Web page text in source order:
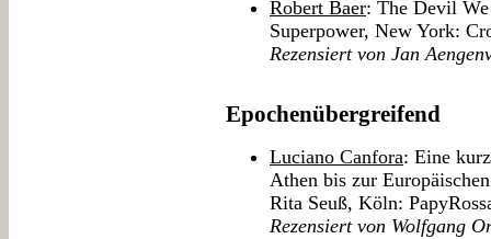
Robert Baer: The Devil
Superpower, New York:
Rezensiert von Jan
Epochenübergreifend
Luciano Canfora: Eine
Athen bis zur
Rita Seuß, Köln:
Rezensiert von Wolfgang